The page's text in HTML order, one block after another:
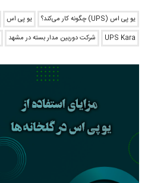
یو پی اس (UPS) چگونه کار می‌کند؟ یو پی اس
UPS Kara
شرکت دوربین مدار بسته در مشهد